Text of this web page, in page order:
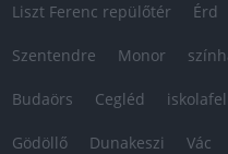
Liszt Ferenc repülőtér Érd
Szentendre Monor
Budaörs Cegléd
Gödöllő Dunakeszi Vác